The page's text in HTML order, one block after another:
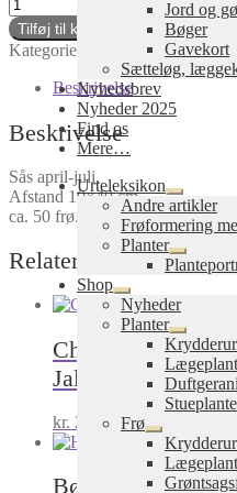
Jord og
Bøger
Gavekort
Sætteløg,
Nyhedsbrev
Nyheder 2025
Find os
Mere…
Urteleksikon
Udfold
Andre artikler
Frøformering
Planter
Udfold
Shop
Udfold
undermenu
Nyheder
Planter
Udfold
Frø
Udfold
undermenu
Tragopogon
porrifolius
antal
Tilføj til kurv
Kategorier: Blomsterfrø Tag:
Beskrivelse
Beskrivelse
Sås april-juli.
Afstand 10×40 cm.
ca. 50 frø.
Relaterede varer
Chili peber
Jalapeno
kr. 28,00 inkl. moms
Bønne,